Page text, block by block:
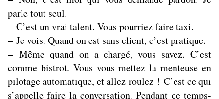
parle tout seul.
– C’est un vrai talent. Vous pourriez faire taxi.
– Je vois. Quand on est sans client, c’est pratique.
– Même quand on a chargé, vous savez. C’est
comme bistrot. Vous vous mettez la menteuse en
pilotage automatique, et allez roulez ! C’est ce qui
s’appelle faire la conversation. Pendant ce temps-